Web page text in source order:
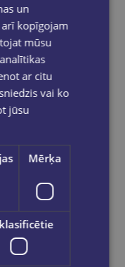
un
kopīgojam
mūsu
ar citu
vai ko
jūsu
Mērķa